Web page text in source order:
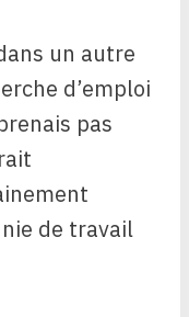
un autre
d’emploi
pas
de travail